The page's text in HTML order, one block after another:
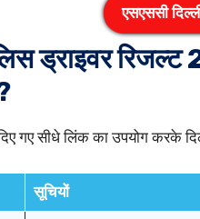
एसएससी
ड्राइवर
दिए गए सीधे लिंक का उपयोग करके
सूचियों